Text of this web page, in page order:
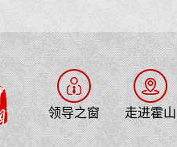
领导之窗 走进霍山